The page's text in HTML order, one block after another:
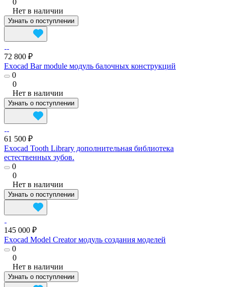
Нет в наличии
Узнать о поступлении
72 800 ₽
Exocad Bar module модуль балочных конструкций
0
0
Нет в наличии
Узнать о поступлении
61 500 ₽
Exocad Tooth Library дополнительная библиотека
естественных зубов.
0
0
Нет в наличии
Узнать о поступлении
145 000 ₽
Exocad Model Creator модуль создания моделей
0
0
Нет в наличии
Узнать о поступлении